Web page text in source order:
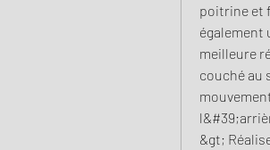
poitrine et
également
meilleure
couché au
&gt;